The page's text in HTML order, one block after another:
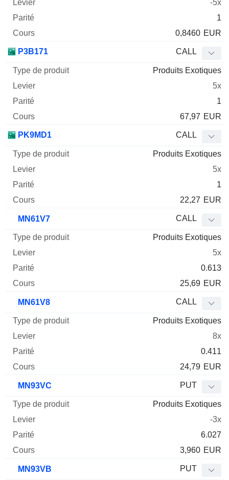
-5x
1
0,8460 EUR
P3B171 CALL
Produits Exotiques
5x
1
67,97 EUR
PK9MD1 CALL
Produits Exotiques
5x
1
22,27 EUR
MN61V7 CALL
Produits Exotiques
5x
0.613
25,69 EUR
MN61V8 CALL
Produits Exotiques
8x
0.411
24,79 EUR
MN93VC PUT
Produits Exotiques
-3x
6.027
3,960 EUR
MN93VB PUT